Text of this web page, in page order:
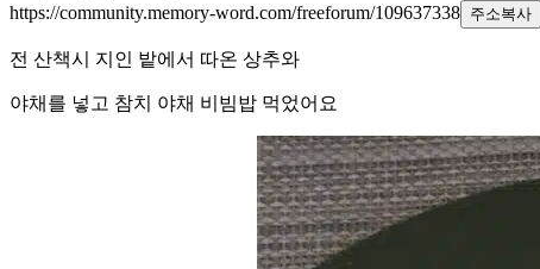
https://community.memory-word.com/freeforum/109637338 주소복사
전 산책시 지인 밭에서 따온 상추와
야채를 넣고 참치 야채 비빔밥 먹었어요